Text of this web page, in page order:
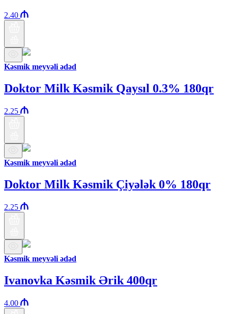
2.40
Kəsmik meyvəli ədəd
Doktor Milk Kəsmik Qaysıl 0.3% 180qr
2.25
Kəsmik meyvəli ədəd
Doktor Milk Kəsmik Çiyələk 0% 180qr
2.25
Kəsmik meyvəli ədəd
Ivanovka Kəsmik Ərik 400qr
4.00